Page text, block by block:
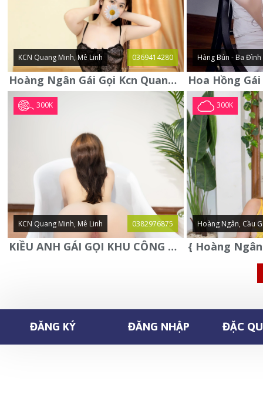
KCN Quang Minh, Mê Linh 0369414280
Hoàng Ngân Gái Gọi Kcn Quang Minh - Mê Linh . Hàng Vip Lần Đầu
Hàng Bún - Ba Đình
300K
KCN Quang Minh, Mê Linh 0382976875
KIỀU ANH GÁI GỌI KHU CÔNG NGHIỆP QUANG MINH - MÊ LINH
300K
Hoàng Ngân, Cầu
ĐĂNG KÝ ĐĂNG NHẬP ĐẶC